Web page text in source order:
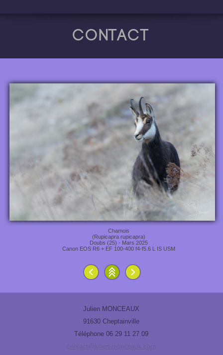
Contact
Chamois
(Rupicapra rupicapra)
Doubs (25) - Mars 2025
Canon EOS R6 + EF 100-400 f4-f5.6 L IS USM
Julien MONCEAUX
91630 Cheptainville
Téléphone 06 29 11 27 09
contact@julien-monceaux.com